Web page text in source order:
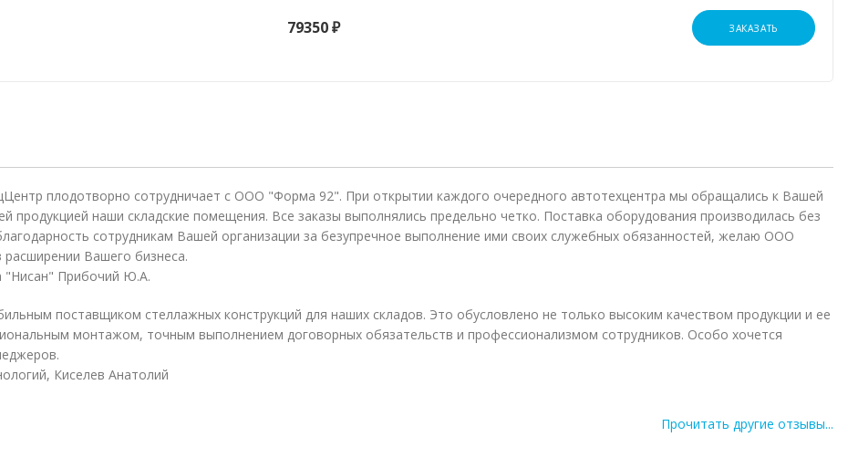
79350 ₽ ЗАКАЗАТЬ
плодотворно сотрудничает с ООО "Форма 92". При открытии каждого очередного автотехцентра мы обращались к Вашей
продукцией наши складские помещения. Все заказы выполнялись предельно четко. Поставка оборудования производилась без
сотрудникам Вашей организации за безупречное выполнение ими своих служебных обязанностей, желаю ООО
Вашего бизнеса.
"Нисан" Прибочий Ю.А.
поставщиком стеллажных конструкций для наших складов. Это обусловлено не только высоким качеством продукции и ее
монтажом, точным выполнением договорных обязательств и профессионализмом сотрудников. Особо хочется
Киселев Анатолий
Прочитать другие отзывы...